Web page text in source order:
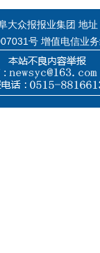
大众报报业集团 地
号 增值电信业